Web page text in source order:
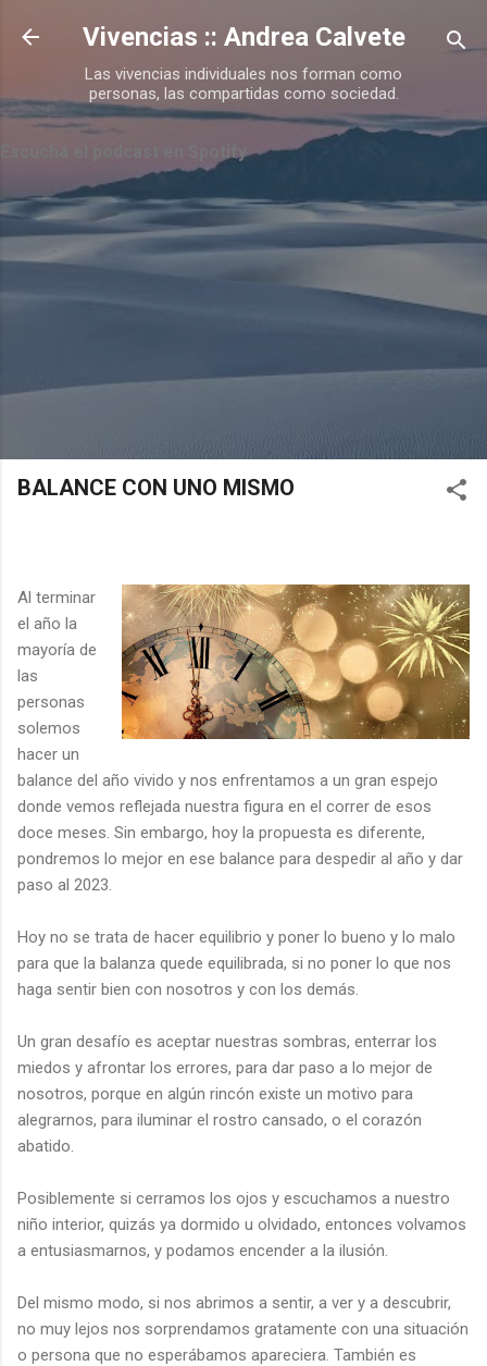
Ir al contenido principal
Vivencias :: Andrea Calvete
Las vivencias individuales nos forman como
personas, las compartidas como sociedad.
Escuchá el podcast en Spotify
BALANCE CON UNO MISMO
Al terminar
el año la
mayoría de
las
personas
solemos
hacer un
balance del año vivido y nos enfrentamos a un gran espejo
donde vemos reflejada nuestra figura en el correr de esos
doce meses. Sin embargo, hoy la propuesta es diferente,
pondremos lo mejor en ese balance para despedir al año y dar
paso al 2023.
Hoy no se trata de hacer equilibrio y poner lo bueno y lo malo
para que la balanza quede equilibrada, si no poner lo que nos
haga sentir bien con nosotros y con los demás.
Un gran desafío es aceptar nuestras sombras, enterrar los
miedos y afrontar los errores, para dar paso a lo mejor de
nosotros, porque en algún rincón existe un motivo para
alegrarnos, para iluminar el rostro cansado, o el corazón
abatido.
Posiblemente si cerramos los ojos y escuchamos a nuestro
niño interior, quizás ya dormido u olvidado, entonces volvamos
a entusiasmarnos, y podamos encender a la ilusión.
Del mismo modo, si nos abrimos a sentir, a ver y a descubrir,
no muy lejos nos sorprendamos gratamente con una situación
o persona que no esperábamos apareciera. También es